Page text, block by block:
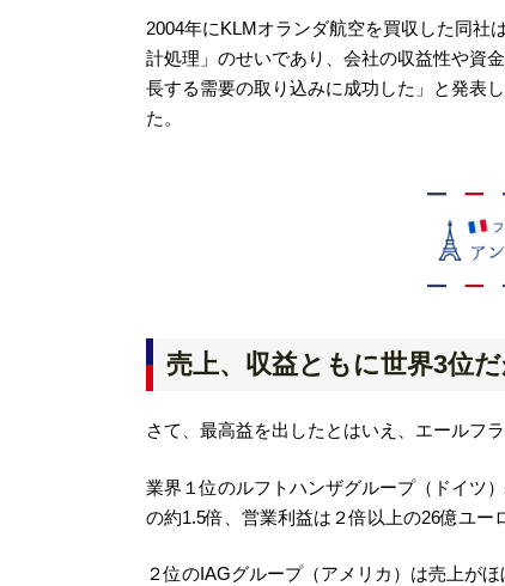
2004年にKLMオランダ航空を買収した同社
計処理」のせいであり、会社の収益性や資
長する需要の取り込みに成功した」と発表
た。
売上、収益ともに世界3位
さて、最高益を出したとはいえ、エールフ
業界１位のルフトハンザグループ（ドイツ
の約1.5倍、営業利益は２倍以上の26億ユー
２位のIAGグループ（アメリカ）は売上が